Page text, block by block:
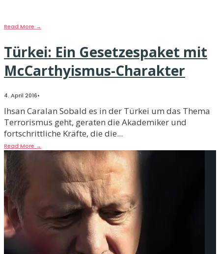
Read More →
Türkei: Ein Gesetzespaket mit
McCarthyismus-Charakter
4. April 2016•
Ihsan Caralan Sobald es in der Türkei um das Thema
Terrorismus geht, geraten die Akademiker und
fortschrittliche Kräfte, die die...
Read More →